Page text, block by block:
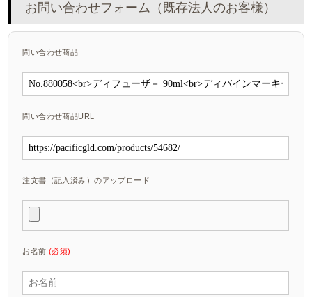
お問い合わせフォーム（既存法人のお客様）
問い合わせ商品
問い合わせ商品URL
注文書（記入済み）のアップロード
お名前 (必須)